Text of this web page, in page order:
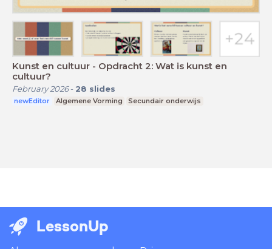
Kunst en cultuur - Opdracht 2: Wat is kunst en
cultuur?
February 2026- 28 slides
newEditor Algemene Vorming Secundair onderwijs
LessonUp